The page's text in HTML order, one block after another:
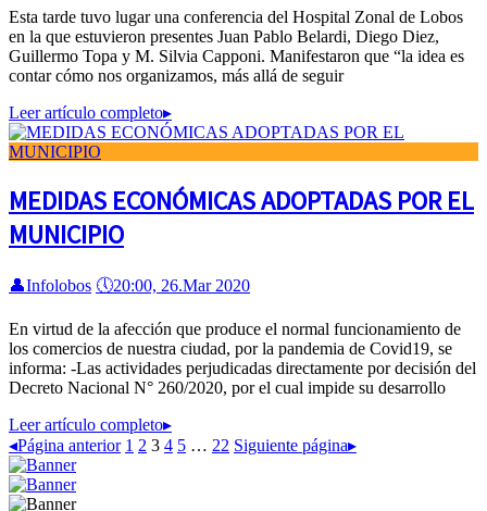
Esta tarde tuvo lugar una conferencia del Hospital Zonal de Lobos
en la que estuvieron presentes Juan Pablo Belardi, Diego Diez,
Guillermo Topa y M. Silvia Capponi. Manifestaron que “la idea es
contar cómo nos organizamos, más allá de seguir
Leer artículo completo▸
MEDIDAS ECONÓMICAS ADOPTADAS POR EL
MUNICIPIO
👤Infolobos 🕔20:00, 26.Mar 2020
En virtud de la afección que produce el normal funcionamiento de
los comercios de nuestra ciudad, por la pandemia de Covid19, se
informa: -Las actividades perjudicadas directamente por decisión del
Decreto Nacional N° 260/2020, por el cual impide su desarrollo
Leer artículo completo▸
◂Página anterior 1 2 3 4 5 … 22 Siguiente página▸